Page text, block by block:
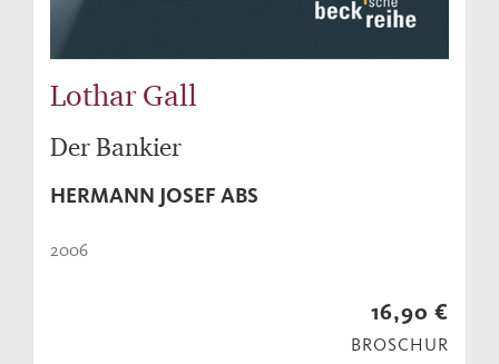
Lothar Gall
Der Bankier
HERMANN JOSEF ABS
2006
16,90 €
BROSCHUR